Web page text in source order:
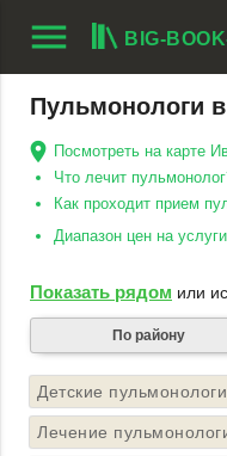
menu BIG-
Пульмонологи
Посмотреть на карте
Что лечит
Как проходит прием
Диапазон цен на услуги
Показать рядом или
По району
Детские пульмонологи
Лечение